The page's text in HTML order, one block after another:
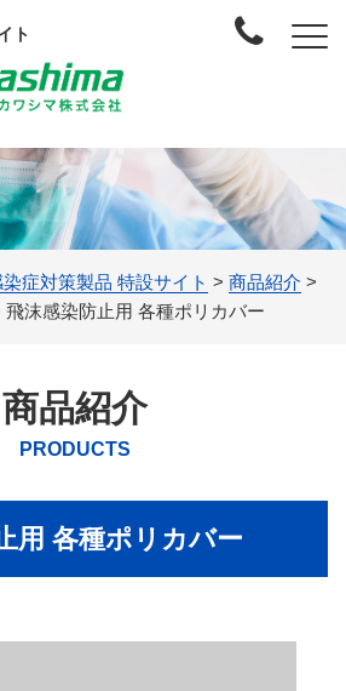
ト
症対策製品 特設サイト > 商品紹介 >
飛沫感染防止用 各種ポリカバー
商品紹介
PRODUCTS
用 各種ポリカバー